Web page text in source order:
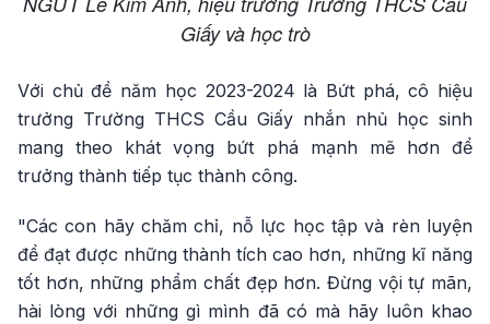
Giấy và học trò
Với chủ đề năm học 2023-2024 là Bứt phá, cô hiệu
trưởng Trường THCS Cầu Giấy nhắn nhủ học sinh
mang theo khát vọng bứt phá mạnh mẽ hơn để
trưởng thành tiếp tục thành công.
"Các con hãy chăm chỉ, nỗ lực học tập và rèn luyện
để đạt được những thành tích cao hơn, những kĩ năng
tốt hơn, những phẩm chất đẹp hơn. Đừng vội tự mãn,
hài lòng với những gì mình đã có mà hãy luôn khao